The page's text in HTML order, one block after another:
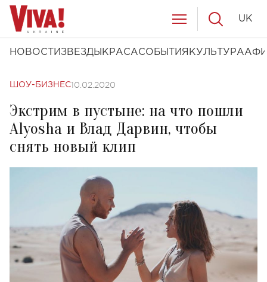
НОВОСТИ ЗВЕЗДЫ КРАСАСОБЫТИЯ КУЛЬТУРА
UK
ШОУ-БИЗНЕС10.02.2020
Экстрим в пустыне: на что пошли
Alyosha и Влад Дарвин, чтобы
снять новый клип